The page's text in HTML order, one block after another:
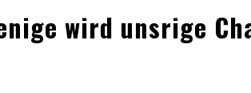
wird unsrige